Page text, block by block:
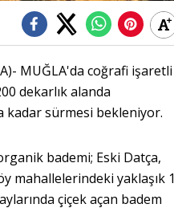
MUĞLA'da coğrafi
dekarlık alanda
kadar sürmesi bekleniyor.
bademi; Eski Datça,
mahallelerindeki yaklaşık
çiçek açan badem